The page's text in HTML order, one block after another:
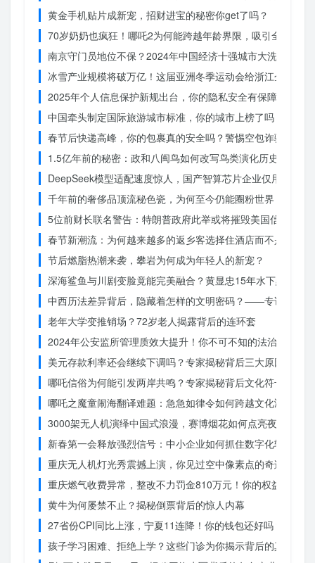
黄金手机贴片成新宠，招财进宝的秘密你get了吗？
70岁奶奶也疯狂！哪吒2为何能跨越年龄界限，吸引全民观影
南京守门员地位不保？2024年中国经济十强城市大洗牌
冰雪产业规模将破万亿！这届亚洲冬季运动会给浙江企业带
2025年个人信息保护新规出台，你的隐私安全有保障了吗？
中国牵头制定国际旅游城市标准，你的城市上榜了吗？
春节后快递高峰，你的包裹真的安全吗？警惕空包诈骗
1.5亿年前的秘密：政和八闽鸟如何改写鸟类演化历史？
DeepSeek模型适配速度惊人，国产智算芯片企业仅用一周
千年前的奢侈品顶流秘色瓷，为何至今仍能圈粉世界？揭秘
5位前财长联名警告：特朗普政府此举或将摧毁美国信誉？
春节新潮流：为何越来越多的返乡客选择住酒店而不是家里？
节后燃脂热潮来袭，攀岩为何成为年轻人的新宠？
深海鲨鱼与川剧变脸竟能完美融合？黄显忠15年水下默剧惊
中西历法差异背后，隐藏着怎样的文明密码？——专访南京
老年大学变推销场？72岁老人揭露背后的连环套
2024年公安监所管理质效大提升！你不可不知的法治文明新
美元存款利率还会继续下调吗？专家揭秘背后三大原因
哪吒信俗为何能引发两岸共鸣？专家揭秘背后文化符号的力量
哪吒之魔童闹海翻译难题：急急如律令如何跨越文化鸿沟？
3000架无人机演绎中国式浪漫，赛博烟花如何点亮夜空？
新春第一会释放强烈信号：中小企业如何抓住数字化转型的
重庆无人机灯光秀震撼上演，你见过空中像素点的奇迹吗？
重庆燃气收费异常，整改不力罚金810万元！你的权益被侵犯
黄牛为何屡禁不止？揭秘倒票背后的惊人内幕
27省份CPI同比上涨，宁夏11连降！你的钱包还好吗？
孩子学习困难、拒绝上学？这些门诊为你揭示背后的真相